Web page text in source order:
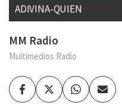
ADIVINA-QUIEN
MM Radio
Multimedios Radio
FacebookTwitterWhatsapp
Enviar